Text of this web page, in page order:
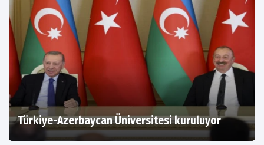
Türkiye-Azerbaycan Üniversitesi kuruluyor